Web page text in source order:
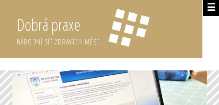
☰
Dobrá praxe
NÁRODNÍ SÍŤ ZDRAVÝCH MĚST